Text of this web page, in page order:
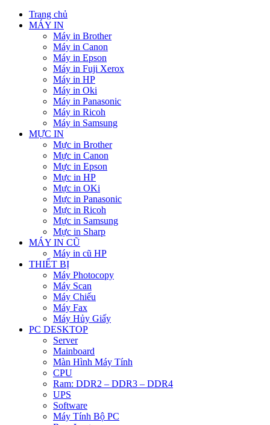
Trang chủ
MÁY IN
Máy in Brother
Máy in Canon
Máy in Epson
Máy in Fuji Xerox
Máy in HP
Máy in Oki
Máy in Panasonic
Máy in Ricoh
Máy in Samsung
MỰC IN
Mực in Brother
Mực in Canon
Mực in Epson
Mực in HP
Mực in OKi
Mực in Panasonic
Mực in Ricoh
Mực in Samsung
Mực in Sharp
MÁY IN CŨ
Máy in cũ HP
THIẾT BỊ
Máy Photocopy
Máy Scan
Máy Chiếu
Máy Fax
Máy Hủy Giấy
PC DESKTOP
Server
Mainboard
Màn Hình Máy Tính
CPU
Ram: DDR2 – DDR3 – DDR4
UPS
Software
Máy Tính Bộ PC